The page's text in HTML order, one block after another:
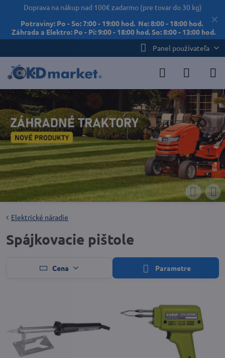
✕
Doprava na nákup nad 100€ zadarmo (pre tovar do 30 kg)
Potraviny: Po - So: 7:00 - 19:00 hod. Ne: 8:00 - 18:00 hod.
Záhrada a Elektro: Po - Pi: 9:00 - 18:00 hod. So: 8:00 - 13:00 hod.
Panel používateľa
Elektrické náradie
Spájkovacie pištole
Cena Parametre